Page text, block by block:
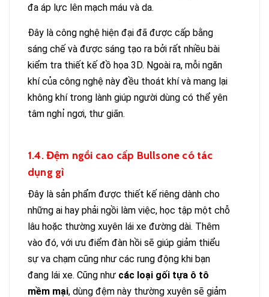
đa áp lực lên mạch máu và da.
Đây là công nghệ hiện đại đã được cấp bằng
sáng chế và được sáng tạo ra bởi rất nhiều bài
kiểm tra thiết kế đồ họa 3D. Ngoài ra, mỗi ngăn
khí của công nghệ này đều thoát khí và mang lại
không khí trong lành giúp người dùng có thể yên
tâm nghỉ ngơi, thư giãn.
1.4. Đệm ngồi cao cấp Bullsone có tác
dụng gì
Đây là sản phẩm được thiết kế riêng dành cho
những ai hay phải ngồi làm việc, học tập một chỗ
lâu hoặc thường xuyên lái xe đường dài. Thêm
vào đó, với ưu điểm đàn hồi sẽ giúp giảm thiểu
sự va chạm cũng như các rung động khi bạn
đang lái xe. Cũng như các loại gối tựa ô tô
mềm mại, dùng đệm này thường xuyên sẽ giảm